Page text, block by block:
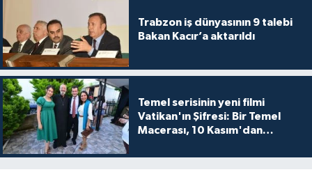
Trabzon iş dünyasının 9 talebi
Bakan Kacır’a aktarıldı
Temel serisinin yeni filmi
Vatikan'ın Şifresi: Bir Temel
Macerası, 10 Kasım'dan
buluşuyo